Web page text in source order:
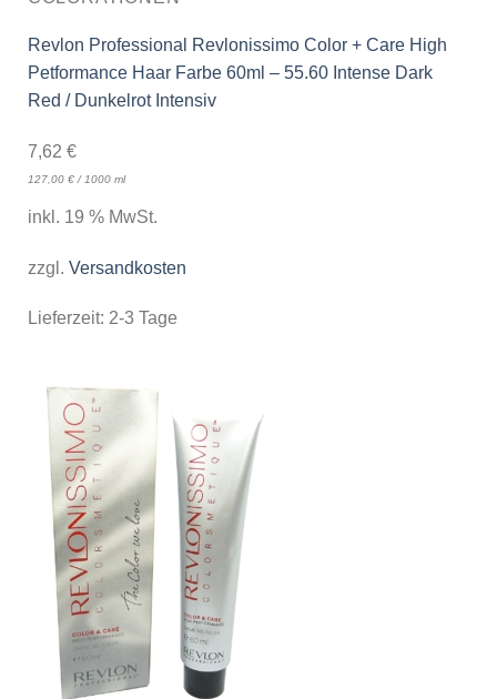
Revlon Professional Revlonissimo Color + Care High
Petformance Haar Farbe 60ml – 55.60 Intense Dark
Red / Dunkelrot Intensiv
7,62 €
127,00 €/ 1000 ml
inkl. 19 % MwSt.
zzgl. Versandkosten
Lieferzeit: 2-3 Tage